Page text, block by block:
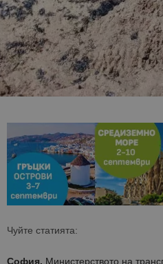
Чуйте статията:
София. Министерството на